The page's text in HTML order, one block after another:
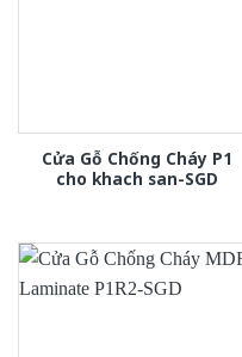
Cửa Gỗ Chống Cháy P1
cho khach san-SGD